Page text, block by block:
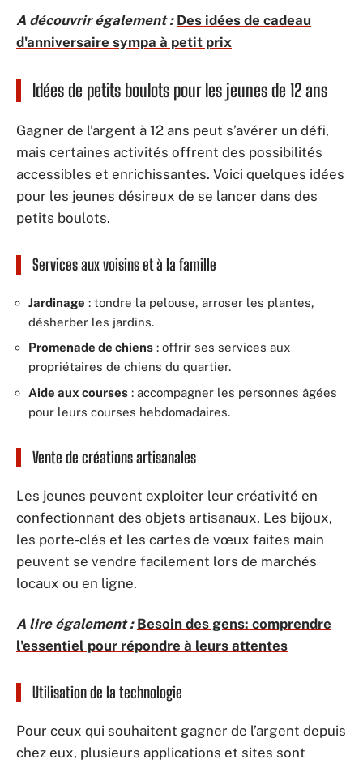
A découvrir également : Des idées de cadeau
d'anniversaire sympa à petit prix
Idées de petits boulots pour les jeunes de 12 ans
Gagner de l’argent à 12 ans peut s’avérer un défi,
mais certaines activités offrent des possibilités
accessibles et enrichissantes. Voici quelques idées
pour les jeunes désireux de se lancer dans des
petits boulots.
Services aux voisins et à la famille
Jardinage : tondre la pelouse, arroser les plantes,
désherber les jardins.
Promenade de chiens : offrir ses services aux
propriétaires de chiens du quartier.
Aide aux courses : accompagner les personnes âgées
pour leurs courses hebdomadaires.
Vente de créations artisanales
Les jeunes peuvent exploiter leur créativité en
confectionnant des objets artisanaux. Les bijoux,
les porte-clés et les cartes de vœux faites main
peuvent se vendre facilement lors de marchés
locaux ou en ligne.
A lire également : Besoin des gens: comprendre
l'essentiel pour répondre à leurs attentes
Utilisation de la technologie
Pour ceux qui souhaitent gagner de l’argent depuis
chez eux, plusieurs applications et sites sont